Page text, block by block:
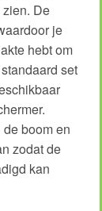
zien. De
je
hebt om
set
boom en
zodat de
kan